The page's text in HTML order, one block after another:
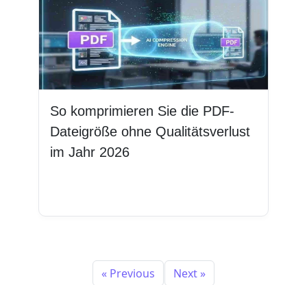
So komprimieren Sie die PDF-
Dateigröße ohne Qualitätsverlust
im Jahr 2026
« Previous Next »